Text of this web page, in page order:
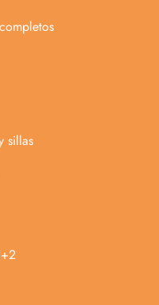
sillas